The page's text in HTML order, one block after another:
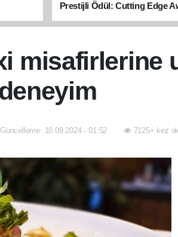
Prestijli Ödül: Cutting Edge
sahibi oldu
misafirlerine
10.09.2024 - 01:52 7125+ kez